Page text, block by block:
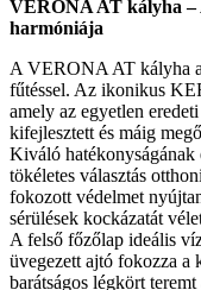
VERONA AT kályha –
harmóniája
A VERONA AT kályha
fűtéssel. Az ikonikus
amely az egyetlen
kifejlesztett és máig
Kiváló hatékonyságának
tökéletes választás
fokozott védelmet
sérülések kockázatát
A felső főzőlap ideális
üvegezett ajtó fokozza a
barátságos légkört